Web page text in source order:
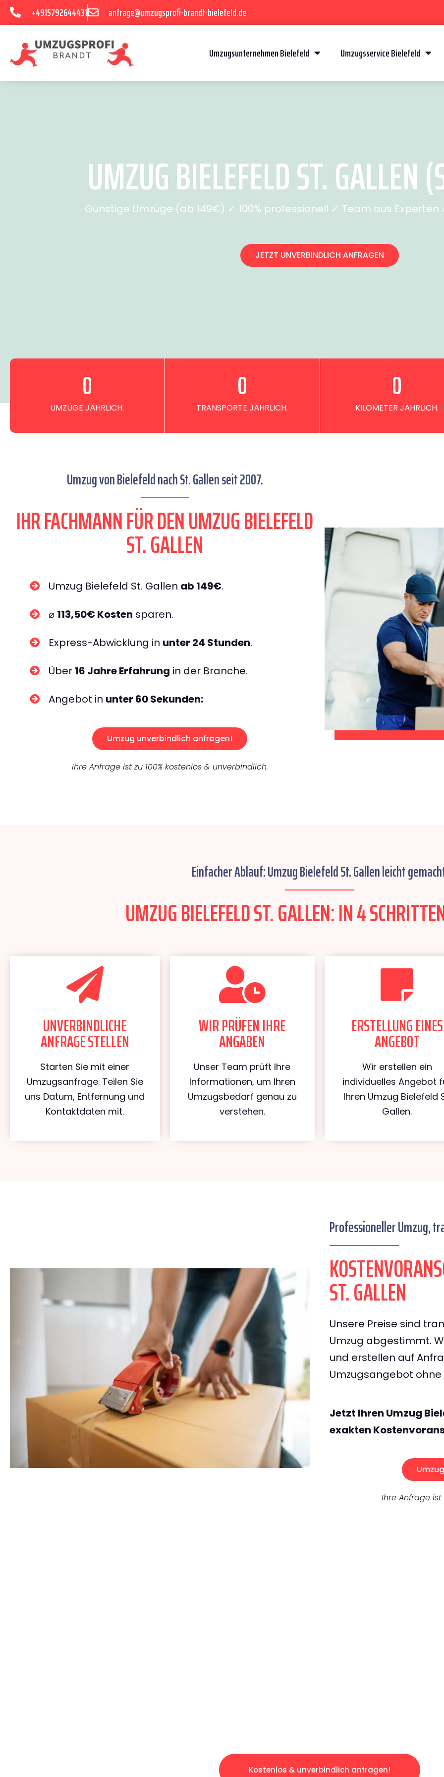
+4915792644431 anfrage@umzugsprofi-brandt-bielefeld.de
Umzugsunternehmen Bielefeld Umzugsservice Bielefeld
UMZUG BIELEFELD ST. GALLEN
Günstige Umzüge (ab 149€) ✓ 100% professionell ✓ Team aus
JETZT UNVERBINDLICH ANFRAGEN
UMZÜGE JÄHRLICH.
0
TRANSPORTE JÄHRLICH.
0
KILOMETER JÄHRLICH.
0
Umzug von Bielefeld nach St. Gallen seit 2007.
IHR FACHMANN FÜR DEN UMZUG BIELEFELD
ST. GALLEN
Umzug Bielefeld St. Gallen ab 149€.
⌀ 113,50€ Kosten sparen.
Express-Abwicklung in unter 24 Stunden.
Über 16 Jahre Erfahrung in der Branche.
Angebot in unter 60 Sekunden:
Umzug unverbindlich anfragen!
Ihre Anfrage ist zu 100% kostenlos & unverbindlich.
Einfacher Ablauf: Umzug Bielefeld St. Gallen leicht
UMZUG BIELEFELD ST. GALLEN: IN 4
UNVERBINDLICHE
ANFRAGE STELLEN
Starten Sie mit einer
Umzugsanfrage. Teilen Sie
uns Datum, Entfernung und
Kontaktdaten mit.
WIR PRÜFEN IHRE
ANGABEN
Unser Team prüft Ihre
Informationen, um Ihren
Umzugsbedarf genau zu
verstehen.
ERSTELLUNG EINES
ANGEBOT
Wir erstellen ein
individuelles Angebot
Ihren Umzug Bielefeld
Gallen.
Professioneller Umzug,
ST. GALLEN
Unsere Preise sind
Umzug abgestimmt.
und erstellen auf
Umzugsangebot
Jetzt Ihren Umzug
exakten
Ihre Anfrage ist
Kostenlos & unverbindlich anfragen!